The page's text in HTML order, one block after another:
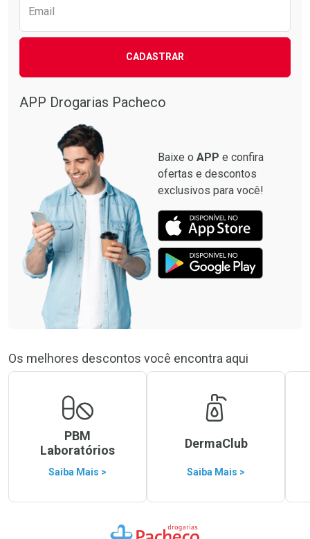
Email
CADASTRAR
APP Drogarias Pacheco
Baixe o APP e confira
ofertas e descontos
exclusivos para você!
Os melhores descontos você encontra aqui
PBM
Laboratórios
Saiba Mais >
DermaClub
Saiba Mais >
Ir para a Home